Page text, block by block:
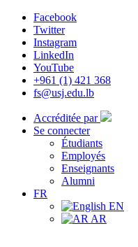
Facebook
Twitter
Instagram
LinkedIn
YouTube
+961 (1) 421 368
fs@usj.edu.lb
Accréditée par
Se connecter
Étudiants
Employés
Enseignants
Alumni
FR
EN
AR